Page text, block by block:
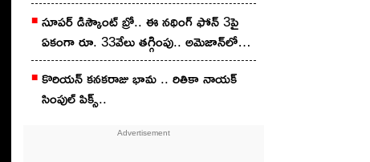
సూపర్ డిస్కౌంట్ బ్రో.. ఈ నథింగ్ ఫోన్ 3పై
ఏకంగా రూ. 33వేలు తగ్గింపు.. అమెజాన్‌లో
ఇలా కొన్నారంటే?
కొరియన్‌ కనకరాజు భామ .. రితికా నాయ‌క్
సింపుల్ పిక్స్‌..